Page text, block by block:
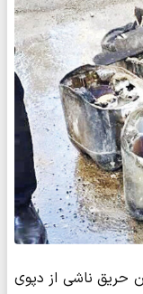
7نفره، در جریان حریق ناشی از دپوی